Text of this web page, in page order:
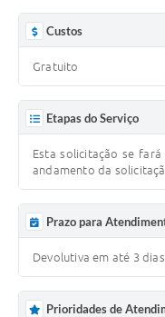
Custos
Gratuito
Etapas do Serviço
Esta solicitação se
andamento da
Prazo para
Devolutiva em até 3
Prioridades de